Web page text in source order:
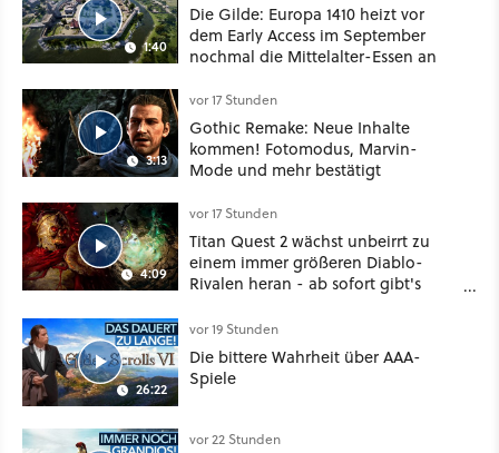
1:40
Die Gilde: Europa 1410 heizt vor
dem Early Access im September
nochmal die Mittelalter-Essen an
3:13
vor 17 Stunden
Gothic Remake: Neue Inhalte
kommen! Fotomodus, Marvin-
Mode und mehr bestätigt
4:09
vor 17 Stunden
Titan Quest 2 wächst unbeirrt zu
einem immer größeren Diablo-
Rivalen heran - ab sofort gibt's
Klasse
26:22
vor 19 Stunden
Die bittere Wahrheit über AAA-
Spiele
vor 22 Stunden